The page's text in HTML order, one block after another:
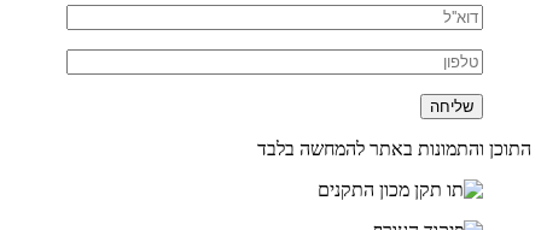
התוכן והתמונות באתר להמחשה בלבד